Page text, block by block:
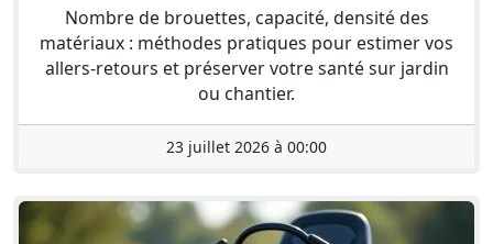
Nombre de brouettes, capacité, densité des
matériaux : méthodes pratiques pour estimer vos
allers-retours et préserver votre santé sur jardin
ou chantier.
23 juillet 2026 à 00:00